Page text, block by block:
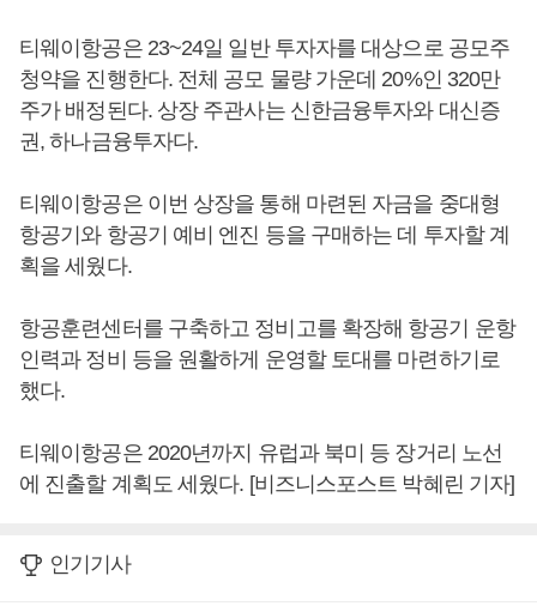
티웨이항공은 23~24일 일반 투자자를 대상으로 공모주
청약을 진행한다. 전체 공모 물량 가운데 20%인 320만
주가 배정된다. 상장 주관사는 신한금융투자와 대신증
권, 하나금융투자다.
티웨이항공은 이번 상장을 통해 마련된 자금을 중대형
항공기와 항공기 예비 엔진 등을 구매하는 데 투자할 계
획을 세웠다.
항공훈련센터를 구축하고 정비고를 확장해 항공기 운항
인력과 정비 등을 원활하게 운영할 토대를 마련하기로
했다.
티웨이항공은 2020년까지 유럽과 북미 등 장거리 노선
에 진출할 계획도 세웠다. [비즈니스포스트 박혜린 기자]
인기기사